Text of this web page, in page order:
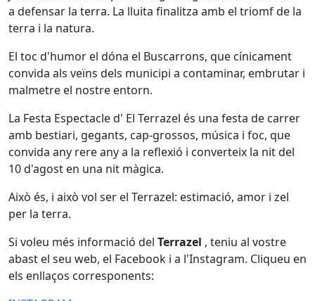
a defensar la terra. La lluita finalitza amb el triomf de la
terra i la natura.
El toc d'humor el dóna el Buscarrons, que cínicament
convida als veïns dels municipi a contaminar, embrutar i
malmetre el nostre entorn.
La Festa Espectacle d' El Terrazel és una festa de carrer
amb bestiari, gegants, cap-grossos, música i foc, que
convida any rere any a la reflexió i converteix la nit del
10 d'agost en una nit màgica.
Això és, i això vol ser el Terrazel: estimació, amor i zel
per la terra.
Si voleu més informació del Terrazel , teniu al vostre
abast el seu web, el Facebook i a l'Instagram. Cliqueu en
els enllaços corresponents: